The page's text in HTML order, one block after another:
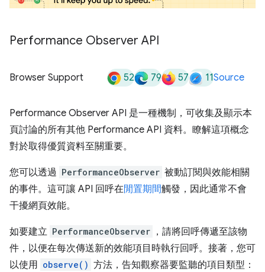
Performance Observer API
Browser Support 52 79 57 11Source
Performance Observer API 是一種機制，可收集及顯示本
頁討論的所有其他 Performance API 資料。瞭解這項概念
對於取得優質資料至關重要。
您可以透過 PerformanceObserver 被動訂閱與效能相關
的事件。這可讓 API 回呼在閒置期間觸發，因此通常不會
干擾網頁效能。
如要建立 PerformanceObserver ，請將回呼傳遞至該物
件，以便在每次傳送新的效能項目時執行回呼。接著，您可
以使用 observe() 方法，告知觀察器要監聽的項目類型：